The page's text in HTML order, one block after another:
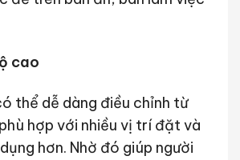
cao
thể dễ dàng điều chỉnh từ
hợp với nhiều vị trí đặt và
hơn. Nhờ đó giúp người